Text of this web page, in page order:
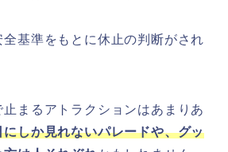
全基準をもとに休止の判断がされ
まるアトラクションはあまりあ
にしか見れないパレードや、グッ